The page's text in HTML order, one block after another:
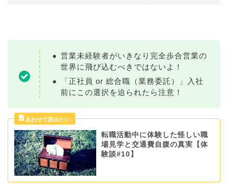
営業未経験者がいきなり完全歩合営業の
世界に飛び込むべきではないよ！
「正社員 or 総合職（業務委託）」入社
前にこの選択を迫られたら注意！
転職活動中に体験した怪しい職
場見学と交通費自腹の真実【体
験談#10】